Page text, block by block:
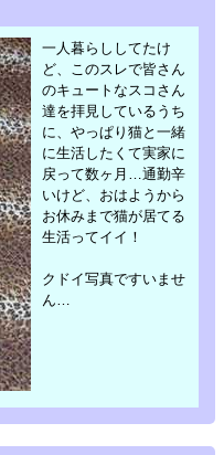
一人暮らししてたけ
ど、このスレで皆さん
のキュートなスコさん
達を拝見しているうち
に、やっぱり猫と一緒
に生活したくて実家に
戻って数ヶ月…通勤辛
いけど、おはようから
お休みまで猫が居てる
生活ってイイ！
クドイ写真ですいませ
ん…